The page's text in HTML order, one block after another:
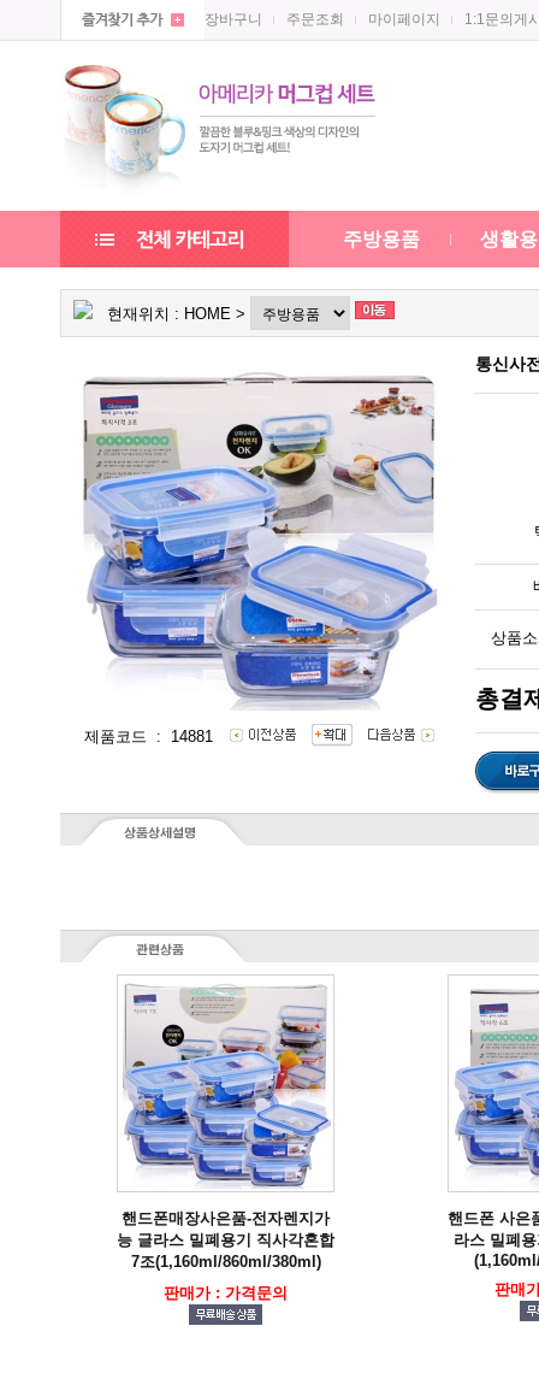
장바구니 주문조회 마이페이지 1:1문의게
주방용품 생활
현재위치 : HOME >
제품코드 : 14881
통신사
상품
총결
7조(1,160ml/860ml/380ml)
판매가 : 가격문의
판매